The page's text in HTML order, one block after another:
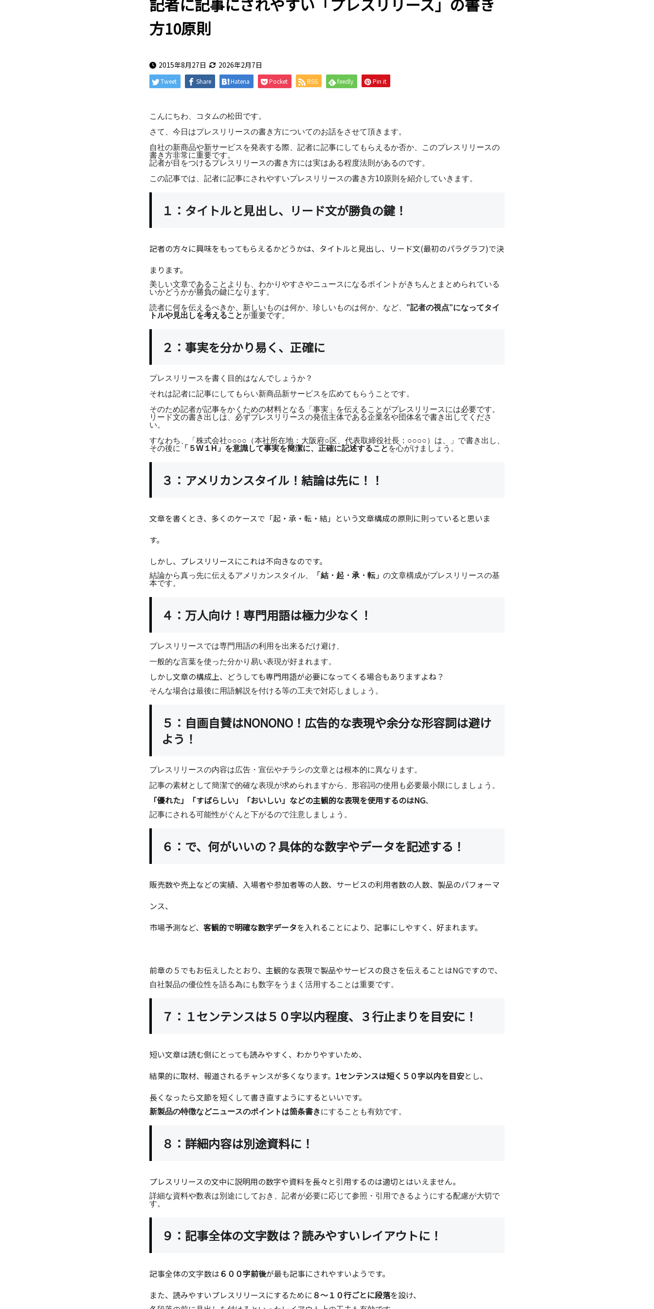
方10原則
2015年8月27日 2026年2月7日
Tweet Share Hatena Pocket RSS feedly Pin it
こんにちわ、コタムの松田です。
さて、今日はプレスリリースの書き方についてのお話をさせて頂きます。
自社の新商品や新サービスを発表する際、記者に記事にしてもらえるか否か、このプレスリリースの
書き方非常に重要です。
記者が目をつけるプレスリリースの書き方には実はある程度法則があるのです。
この記事では、記者に記事にされやすいプレスリリースの書き方10原則を紹介していきます。
１：タイトルと見出し、リード文が勝負の鍵！
記者の方々に興味をもってもらえるかどうかは、タイトルと見出し、リード文(最初のパラグラフ)で決
まります。
美しい文章であることよりも、わかりやすさやニュースになるポイントがきちんとまとめられている
いかどうかが勝負の鍵になります。
読者に何を伝えるべきか、新しいものは何か、珍しいものは何か、など、 ”記者の視点”になってタイ
トルや見出しを考えることが重要です。
２：事実を分かり易く、正確に
プレスリリースを書く目的はなんでしょうか？
それは記者に記事にしてもらい新商品新サービスを広めてもらうことです。
そのため記者が記事をかくための材料となる「事実」を伝えることがプレスリリースには必要です。
リード文の書き出しは、必ずプレスリリースの発信主体である企業名や団体名で書き出してくださ
い。
すなわち、「株式会社○○○○（本社所在地：大阪府○区、代表取締役社長：○○○○）は、」で書き出し、
その後に
「５W１H」を意識して事実を簡潔に、正確に記述すること を心がけましょう。
３：アメリカンスタイル！結論は先に！！
文章を書くとき、多くのケースで「起・承・転・結」という文章構成の原則に則っていると思いま
す。
しかし、プレスリリースにこれは不向きなのです。
結論から真っ先に伝えるアメリカンスタイル、 「結・起・承・転」 の文章構成がプレスリリースの基
本です。
４：万人向け！専門用語は極力少なく！
プレスリリースでは専門用語の利用を出来るだけ避け、
一般的な言葉を使った分かり易い表現が好まれます。
しかし文章の構成上、どうしても専門用語が必要になってくる場合もありますよね？
そんな場合は最後に用語解説を付ける等の工夫で対応しましょう。
５：自画自賛はNONONO！広告的な表現や余分な形容詞は避け
よう！
プレスリリースの内容は広告・宣伝やチラシの文章とは根本的に異なります。
記事の素材として簡潔で的確な表現が求められますから、形容詞の使用も必要最小限にしましょう。
「優れた」「すばらしい」「おいしい」などの主観的な表現を使用するのはNG、
記事にされる可能性がぐんと下がるので注意しましょう。
６：で、何がいいの？具体的な数字やデータを記述する！
販売数や売上などの実績、入場者や参加者等の人数、サービスの利用者数の人数、製品のパフォーマ
ンス、
市場予測など、 客観的で明確な数字データを入れることにより、記事にしやすく、好まれます。
前章の５でもお伝えしたとおり、主観的な表現で製品やサービスの良さを伝えることはNGですので、
自社製品の優位性を語る為にも数字をうまく活用することは重要です。
７：１センテンスは５０字以内程度、３行止まりを目安に！
短い文章は読む側にとっても読みやすく、わかりやすいため、
結果的に取材、報道されるチャンスが多くなります。 1センテンスは短く５０字以内を目安とし、
長くなったら文節を短くして書き直すようにするといいです。
新製品の特徴などニュースのポイントは箇条書きにすることも有効です。
８：詳細内容は別途資料に！
プレスリリースの文中に説明用の数字や資料を長々と引用するのは適切とはいえません。
詳細な資料や数表は別途にしておき、記者が必要に応じて参照・引用できるようにする配慮が大切で
す。
９：記事全体の文字数は？読みやすいレイアウトに！
記事全体の文字数は６００字前後が最も記事にされやすいようです。
また、読みやすいプレスリリースにするために８～１０行ごとに段落を設け、